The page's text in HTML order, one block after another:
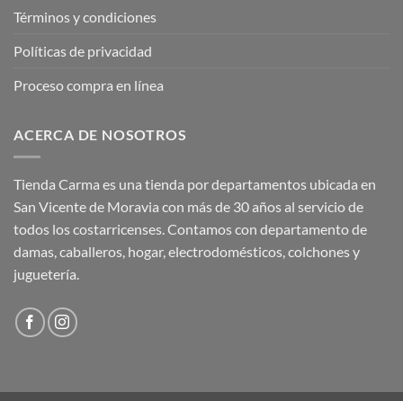
Términos y condiciones
Políticas de privacidad
Proceso compra en línea
ACERCA DE NOSOTROS
Tienda Carma es una tienda por departamentos ubicada en
San Vicente de Moravia con más de 30 años al servicio de
todos los costarricenses. Contamos con departamento de
damas, caballeros, hogar, electrodomésticos, colchones y
juguetería.